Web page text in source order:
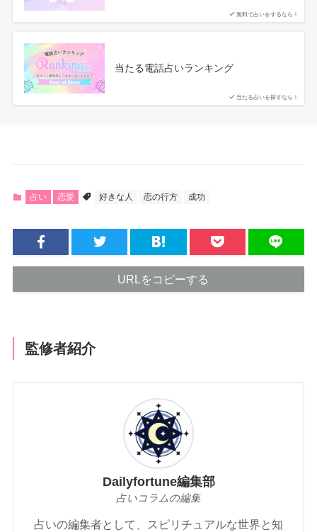
無料で占いをするなら！
当たる占いを探すなら！
当たる電話占いランキング
占い 恋愛 好きな人 恋の行方 成功
URLをコピーする
監修者紹介
Dailyfortune編集部
占いコラムの編集
占いの編集者として、スピリチュアルな世界と知